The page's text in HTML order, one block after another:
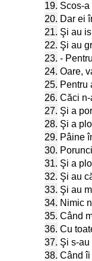
19. Scos-a
20. Dar ei
21. Şi au
22. Şi au
23. -
24. Oare,
25. Pentru
26. Căci
27. Şi a
28. Şi a
29. Pâine
30.
31. Şi a
32. Şi au
33. Şi au
34. Nimic
35. Când
36. Cu
37. Şi s-
38. Când îi